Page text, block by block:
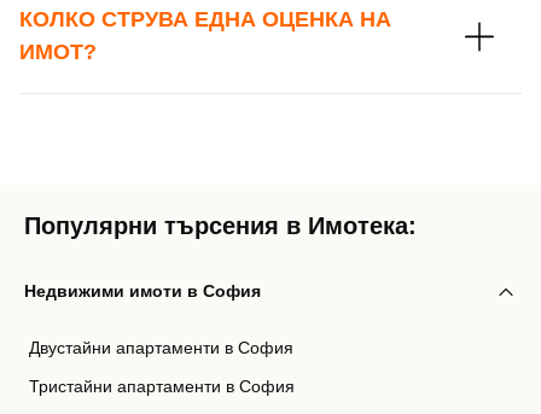
КОЛКО СТРУВА ЕДНА ОЦЕНКА НА
ИМОТ?
Популярни търсения в Имотека:
Недвижими имоти в София
Двустайни апартаменти в София
Тристайни апартаменти в София